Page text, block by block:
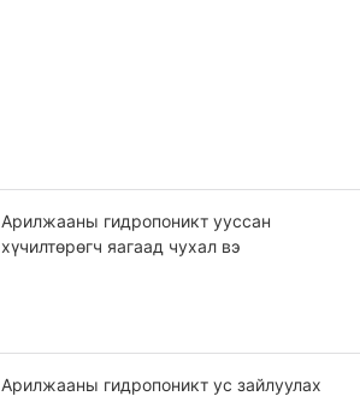
Арилжааны гидропоникт ууссан
хүчилтөрөгч яагаад чухал вэ
Арилжааны гидропоникт ус зайлуулах